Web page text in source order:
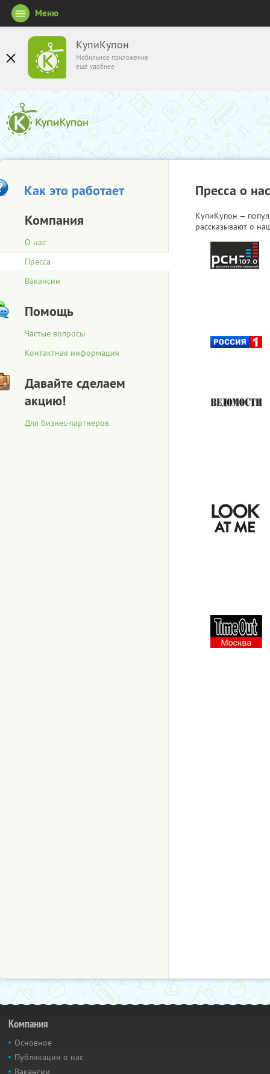
КупиКупон
Мобильное приложение
ещё удобнее
Меню
Как это работает
Компания
О нас
Пресса
Вакансии
Помощь
Частые вопросы
Контактная информация
Давайте сделаем
акцию!
Для бизнес-партнеров
Пресса о нас
КупиКупон —
рассказывают о
Компания
Основное
Публикации о нас
Вакансии